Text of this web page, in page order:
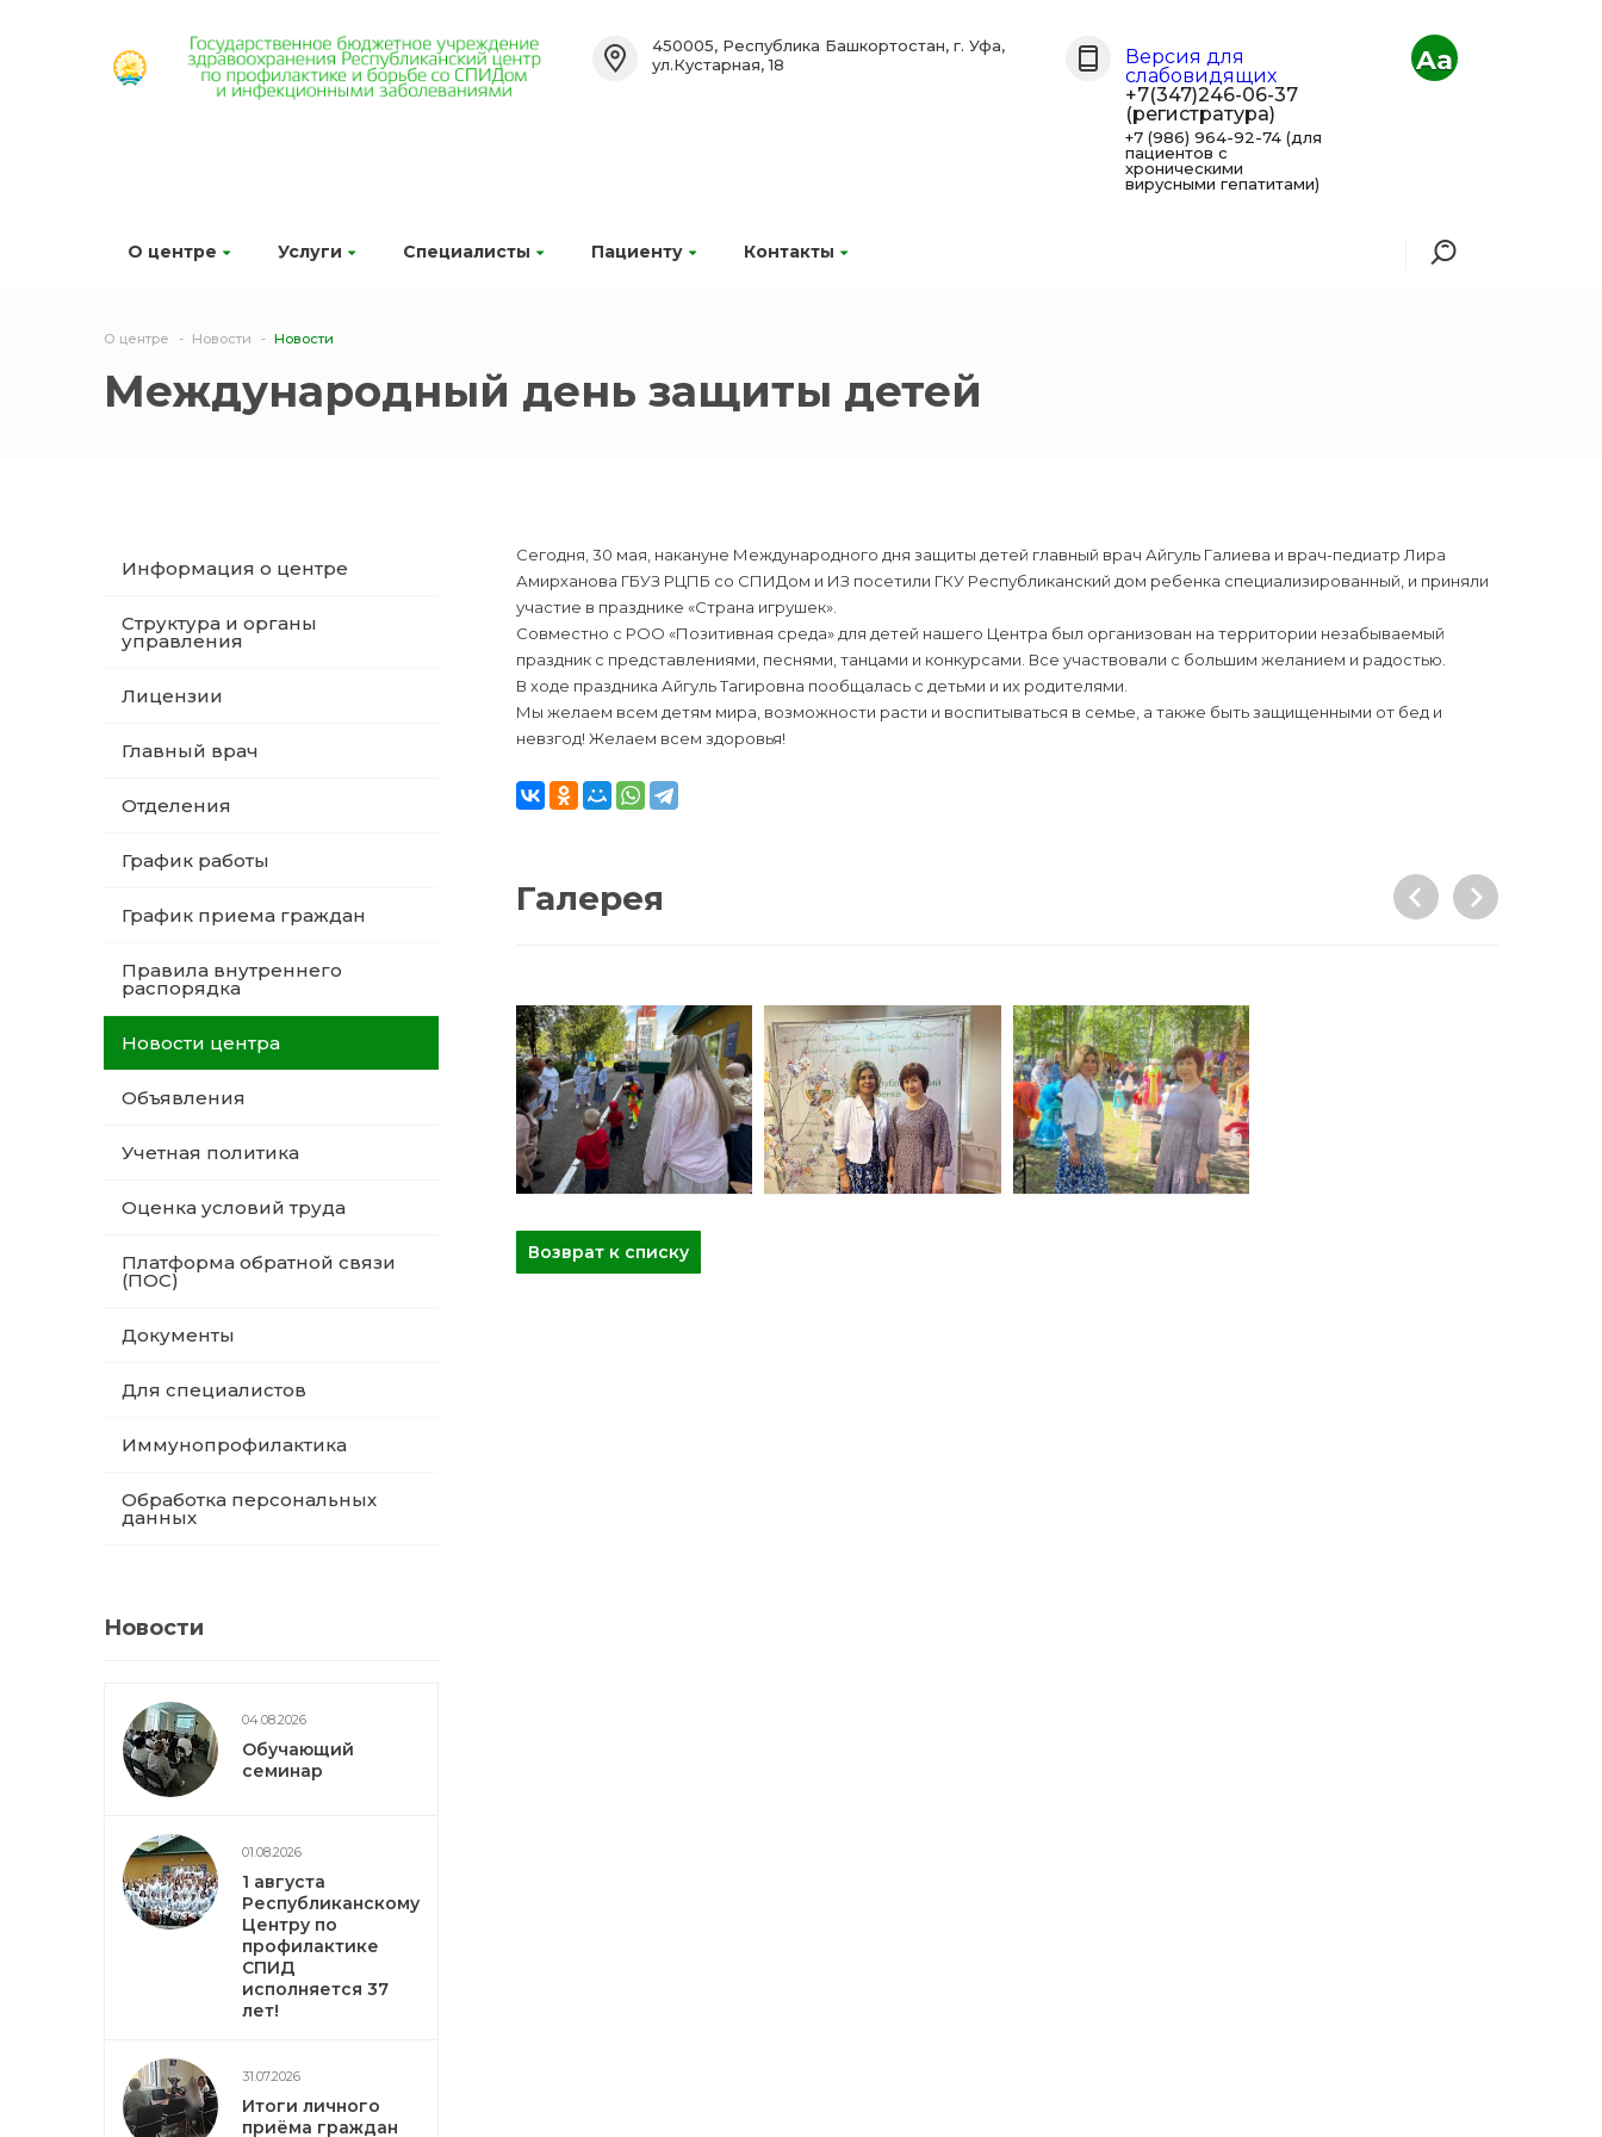
О центре Услуги Специалисты Пациенту Контакты
450005, Республика Башкортостан, г. Уфа,
ул.Кустарная, 18
Версия для
слабовидящих
+7(347)246-06-37
(регистратура)
+7 (986) 964-92-74 (для
пациентов с
хроническими
вирусными гепатитами)
Aa
О центре Новости Новости
Международный день защиты детей
Информация о центре
Структура и органы
управления
Лицензии
Главный врач
Отделения
График работы
График приема граждан
Правила внутреннего
распорядка
Новости центра
Объявления
Учетная политика
Оценка условий труда
Платформа обратной связи
(ПОС)
Документы
Для специалистов
Иммунопрофилактика
Обработка персональных
данных
Новости
04.08.2026
Обучающий
семинар
01.08.2026
1 августа
Республиканскому
Центру по
профилактике
СПИД
исполняется 37
лет!
31.07.2026
Итоги личного
приёма граждан
Сегодня, 30 мая, накануне Международного дня защиты детей главный врач Айгуль Галиева и врач-педиатр Лира
Амирханова ГБУЗ РЦПБ со СПИДом и ИЗ посетили ГКУ Республиканский дом ребенка специализированный, и приняли
участие в празднике «Страна игрушек».
Совместно с РОО «Позитивная среда» для детей нашего Центра был организован на территории незабываемый
праздник с представлениями, песнями, танцами и конкурсами. Все участвовали с большим желанием и радостью.
В ходе праздника Айгуль Тагировна пообщалась с детьми и их родителями.
Мы желаем всем детям мира, возможности расти и воспитываться в семье, а также быть защищенными от бед и
невзгод! Желаем всем здоровья!
Галерея
Возврат к списку